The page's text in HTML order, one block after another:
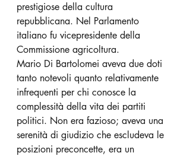
prestigiose della cultura
repubblicana. Nel Parlamento
italiano fu vicepresidente della
Commissione agricoltura.
Mario Di Bartolomei aveva due doti
tanto notevoli quanto relativamente
infrequenti per chi conosce la
complessità della vita dei partiti
politici. Non era fazioso; aveva una
serenità di giudizio che escludeva le
posizioni preconcette, era un